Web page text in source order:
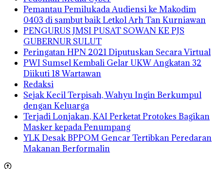
Pemantau Pemilukada Audiensi ke Makodim
0403 di sambut baik Letkol Arh Tan Kurniawan
PENGURUS JMSI PUSAT SOWAN KE PJS
GUBERNUR SULUT
Peringatan HPN 2021 Diputuskan Secara Virtual
PWI Sumsel Kembali Gelar UKW Angkatan 32
Diikuti 18 Wartawan
Redaksi
Sejak Kecil Terpisah, Wahyu Ingin Berkumpul
dengan Keluarga
Terjadi Lonjakan, KAI Perketat Protokes Bagikan
Masker kepada Penumpang
YLK Desak BPPOM Gencar Tertibkan Peredaran
Makanan Berformalin